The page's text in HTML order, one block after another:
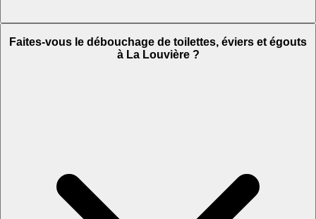
Faites-vous le débouchage de toilettes, éviers et égouts
à La Louvière ?